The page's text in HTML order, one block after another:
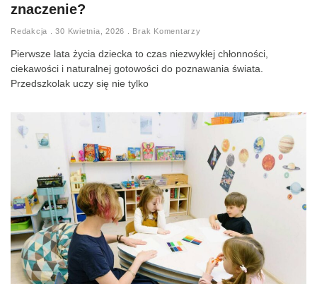
znaczenie?
Redakcja 30 Kwietnia, 2026 Brak Komentarzy
Pierwsze lata życia dziecka to czas niezwykłej chłonności,
ciekawości i naturalnej gotowości do poznawania świata.
Przedszkolak uczy się nie tylko